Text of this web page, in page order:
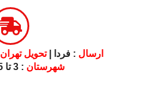
ارسال : فردا |تحویل تهران
شهرستان : 3 تا 5 روز کاری